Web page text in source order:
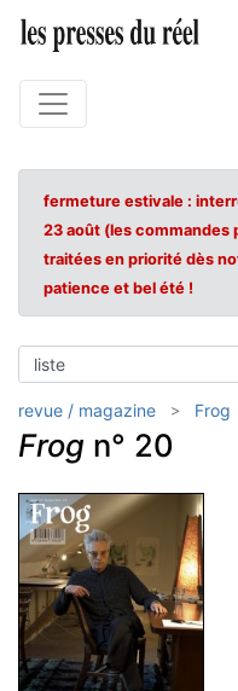
fermeture estivale :
23 août (les commandes
traitées en priorité dès
patience et bel été !
revue / magazine Frog
Frog n° 20